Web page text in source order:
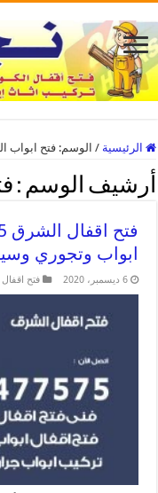
الرئيسية / الوسم:فتح ابواب
أرشيف الوسم :
ابواب وتجوري
6 ديسمبر، 2020 فتح اقفال